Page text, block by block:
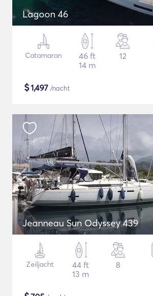
Lagoon 46
Catamaran
46 ft
14 m
12
$1,497 /nacht
Jeanneau Sun Odyssey 439
Zeiljacht
44 ft
13 m
8